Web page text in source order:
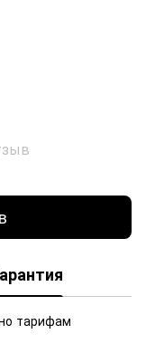
тарифам